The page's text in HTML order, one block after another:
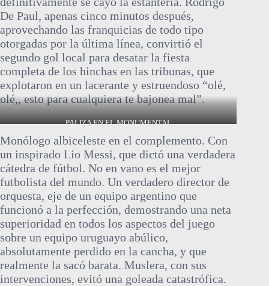
De Paul, apenas cinco minutos después,
aprovechando las franquicias de todo tipo
otorgadas por la última línea, convirtió el
segundo gol local para desatar la fiesta
completa de los hinchas en las tribunas, que
explotaron en un lacerante y estruendoso “olé,
olé,, esto para cualquiera te bajonea mal”.
PALIZA EN EL MONUMENTAL
Monólogo albiceleste en el complemento. Con
un inspirado Lio Messi, que dictó una verdadera
cátedra de fútbol. No en vano es el mejor
futbolista del mundo. Un verdadero director de
orquesta, eje de un equipo argentino que
funcionó a la perfección, demostrando una neta
superioridad en todos los aspectos del juego
sobre un equipo uruguayo abúlico,
absolutamente perdido en la cancha, y que
realmente la sacó barata. Muslera, con sus
intervenciones, evitó una goleada catastrófica.